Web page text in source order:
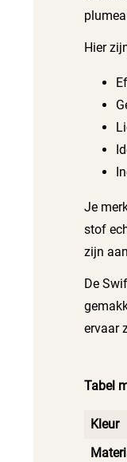
Hier
Je
stof
zijn
De
ervaar
Tabel
Kleur